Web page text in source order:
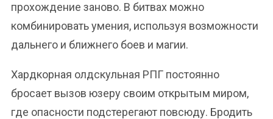
прохождение заново. В битвах можно
комбинировать умения, используя возможности
дальнего и ближнего боев и магии.
Хардкорная олдскульная РПГ постоянно
бросает вызов юзеру своим открытым миром,
где опасности подстерегают повсюду. Бродить